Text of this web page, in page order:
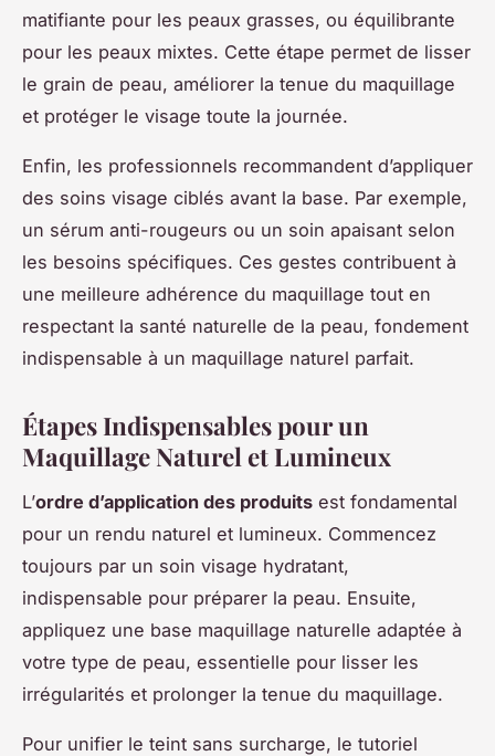
matifiante pour les peaux grasses, ou équilibrante
pour les peaux mixtes. Cette étape permet de lisser
le grain de peau, améliorer la tenue du maquillage
et protéger le visage toute la journée.
Enfin, les professionnels recommandent d’appliquer
des soins visage ciblés avant la base. Par exemple,
un sérum anti-rougeurs ou un soin apaisant selon
les besoins spécifiques. Ces gestes contribuent à
une meilleure adhérence du maquillage tout en
respectant la santé naturelle de la peau, fondement
indispensable à un maquillage naturel parfait.
Étapes Indispensables pour un
Maquillage Naturel et Lumineux
L’ordre d’application des produits est fondamental
pour un rendu naturel et lumineux. Commencez
toujours par un soin visage hydratant,
indispensable pour préparer la peau. Ensuite,
appliquez une base maquillage naturelle adaptée à
votre type de peau, essentielle pour lisser les
irrégularités et prolonger la tenue du maquillage.
Pour unifier le teint sans surcharge, le tutoriel